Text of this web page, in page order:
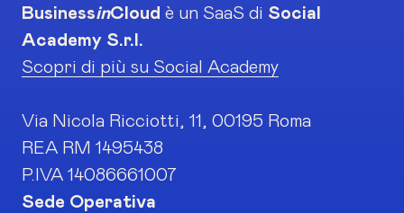
BusinessinCloud è un SaaS di Social
Academy S.r.l.
Scopri di più su Social Academy
Via Nicola Ricciotti, 11, 00195 Roma
REA RM 1495438
P.IVA 14086661007
Sede Operativa